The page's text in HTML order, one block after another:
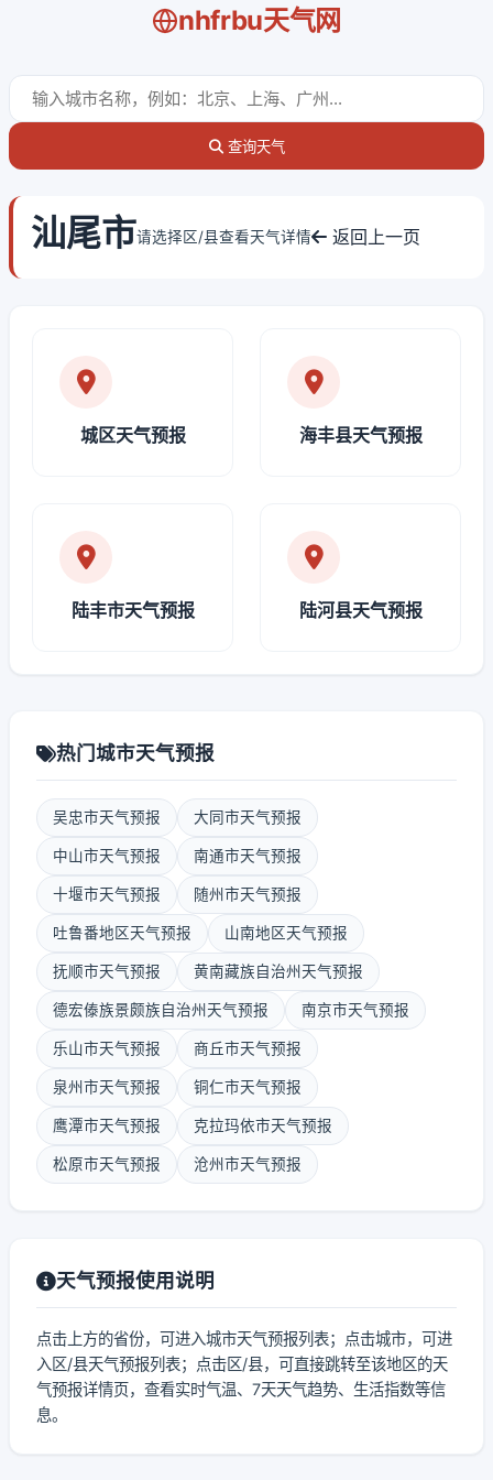
nhfrbu天气网
查询天气
汕尾市请选择区/县查看天气详情 返回上一页
城区天气预报 海丰县天气预报
陆丰市天气预报 陆河县天气预报
热门城市天气预报
吴忠市天气预报 大同市天气预报
中山市天气预报 南通市天气预报
十堰市天气预报 随州市天气预报
吐鲁番地区天气预报 山南地区天气预报
抚顺市天气预报 黄南藏族自治州天气预报
德宏傣族景颇族自治州天气预报 南京市天气预报
乐山市天气预报 商丘市天气预报
泉州市天气预报 铜仁市天气预报
鹰潭市天气预报 克拉玛依市天气预报
松原市天气预报 沧州市天气预报
天气预报使用说明
点击上方的省份，可进入城市天气预报列表；点击城市，可进
入区/县天气预报列表；点击区/县，可直接跳转至该地区的天
气预报详情页，查看实时气温、7天天气趋势、生活指数等信
息。